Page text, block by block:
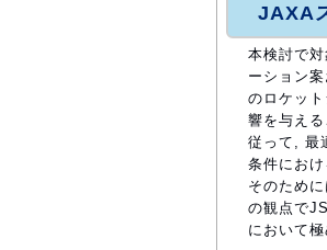
JAXA
本検討で
ーション
のロケッ
響を与え
従って, 最
条件にお
そのため
の観点で
において